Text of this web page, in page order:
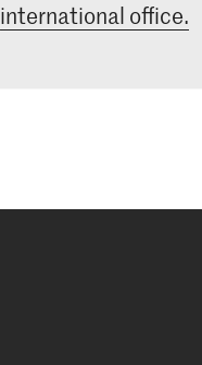
international office.